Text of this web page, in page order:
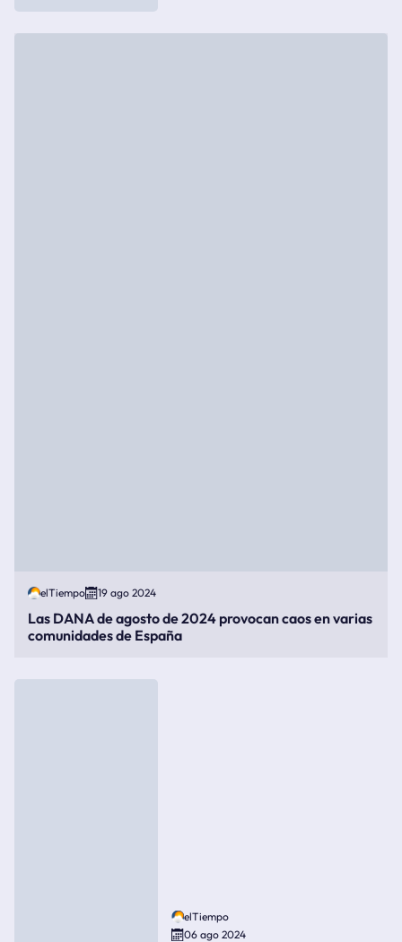
elTiempo 19 ago 2024
Las DANA de agosto de 2024 provocan caos en varias
comunidades de España
elTiempo
06 ago 2024